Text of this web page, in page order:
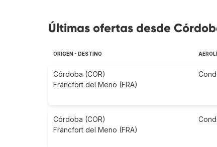
Últimas ofertas desde
ORIGEN - DESTINO
Córdoba (COR)
Fráncfort del Meno (FRA)
Córdoba (COR)
Fráncfort del Meno (FRA)